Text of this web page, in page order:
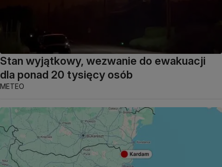
Stan wyjątkowy, wezwanie do ewakuacji
dla ponad 20 tysięcy osób
METEO